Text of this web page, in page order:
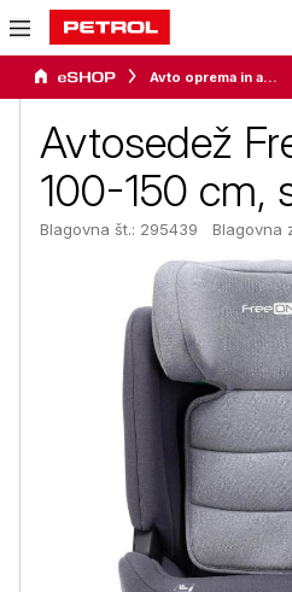
Avto oprema in avtomobilizem
Avtosedež
100-150 cm,
Blagovna št.: 295439 Blagovna